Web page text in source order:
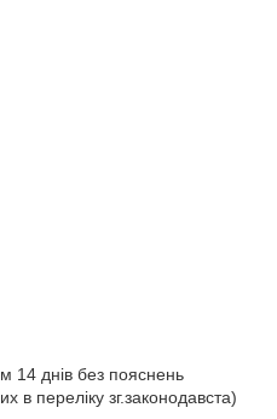
14 днів без пояснень
в переліку зг.законодавста)